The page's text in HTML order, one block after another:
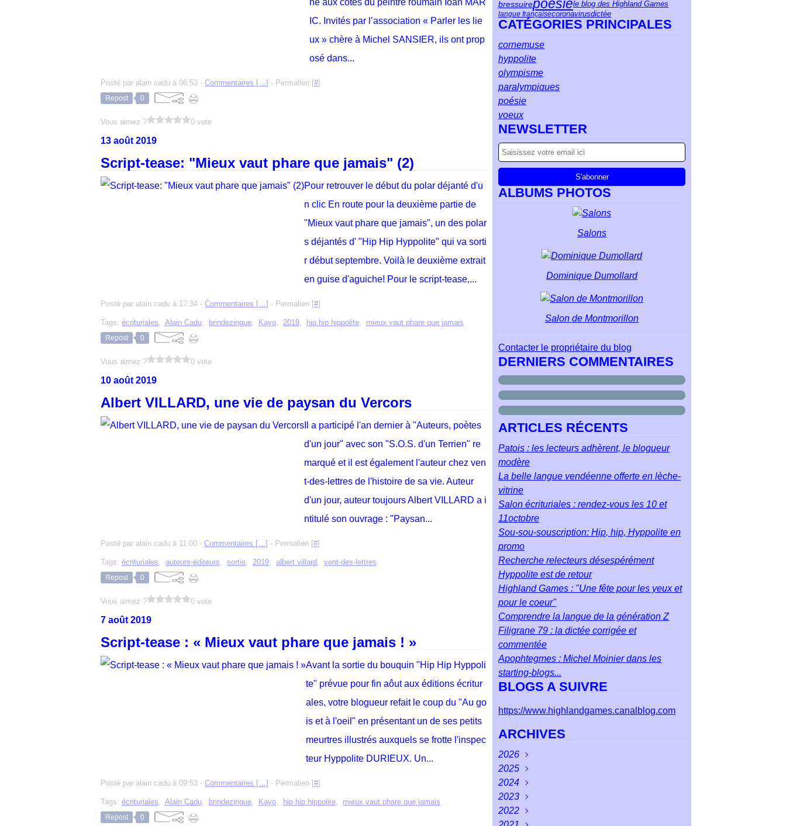
ne aux côtés du peintre roumain Ioan MAR
IC. Invités par l’association « Parler les lie
ux » chère à Michel SANSIER, ils ont prop
osé dans...
Posté par alain cadu à 06:53 - Commentaires […] - Permalien [#]
Repost 0
Vous aimez ? 0 vote
13 août 2019
Script-tease: "Mieux vaut phare que jamais" (2)
Pour retrouver le début du polar déjanté d'u
n clic En route pour la deuxième partie de
"Mieux vaut phare que jamais", un des polar
s déjantés d' "Hip Hip Hyppolite" qui va sorti
r début septembre. Voilà le deuxième extrait
en guise d'aguiche! Pour le script-tease,...
Posté par alain cadu à 17:34 - Commentaires […] - Permalien [#]
Tags: écrituriales, Alain Cadu, brindezingue, Kayo, 2019, hip hip hippolite, mieux vaut phare que jamais
Repost 0
Vous aimez ? 0 vote
10 août 2019
Albert VILLARD, une vie de paysan du Vercors
Il a participé l'an dernier à "Auteurs, poètes
d'un jour" avec son "S.O.S. d'un Terrien" re
marqué et il est également l'auteur chez ven
t-des-lettres de l'histoire de sa vie. Auteur
d'un jour, auteur toujours Albert VILLARD a i
ntitulé son ouvrage : "Paysan...
Posté par alain cadu à 11:00 - Commentaires […] - Permalien [#]
Tags: écrituriales, auteurs-éditeurs, sortie, 2019, albert villard, vent-des-lettres
Repost 0
Vous aimez ? 0 vote
7 août 2019
Script-tease : « Mieux vaut phare que jamais ! »
Avant la sortie du bouquin "Hip Hip Hyppoli
te" prévue pour fin aôut aux éditions écritur
ales, votre blogueur refait le coup du "Au go
is et à l'oeil" en présentant un de ses petits
meurtres illustrés auxquels se frotte l'inspec
teur Hyppolite DURIEUX. Un...
Posté par alain cadu à 09:53 - Commentaires […] - Permalien [#]
Tags: écrituriales, Alain Cadu, brindezingue, Kayo, hip hip hippolite, mieux vaut phare que jamais
Repost 0
bressuirepoésiele blog des Highland Games
langue françaisecoronavirusdictée
CATÉGORIES PRINCIPALES
cornemuse
hyppolite
olympisme
paralympiques
poésie
voeux
NEWSLETTER
ALBUMS PHOTOS
Salons
Dominique Dumollard
Salon de Montmorillon
Contacter le propriétaire du blog
DERNIERS COMMENTAIRES
ARTICLES RÉCENTS
Patois : les lecteurs adhèrent, le blogueur
modère
La belle langue vendéenne offerte en lèche-
vitrine
Salon écrituriales : rendez-vous les 10 et
11octobre
Sou-sou-souscription: Hip, hip, Hyppolite en
promo
Recherche relecteurs désespérément
Hyppolite est de retour
Highland Games : "Une fête pour les yeux et
pour le coeur"
Comprendre la langue de la génération Z
Filigrane 79 : la dictée corrigée et
commentée
Apophtegmes : Michel Moinier dans les
starting-blogs...
BLOGS A SUIVRE
https://www.highlandgames.canalblog.com
ARCHIVES
2026
Août
Juillet
Juin(5)
Mai (6)
2025
Décembre
Novembre
Octobre
2024
Décembre
Novembre
2023
Décembre
2022